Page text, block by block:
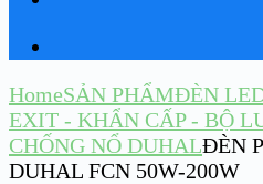
HomeSẢN PHẨMĐÈN
EXIT - KHẨN CẤP - BỘ
CHỐNG NỔ DUHALĐÈN
DUHAL FCN 50W-200W